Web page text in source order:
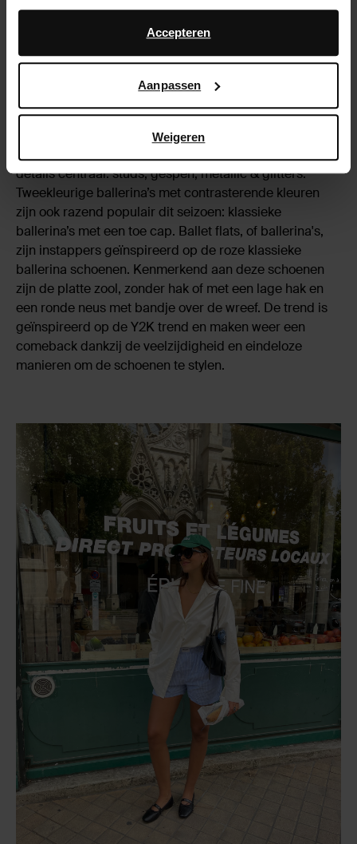
Daarnaast werken wij samen met Google voor
advertentie- en meetdoeleinden. Meer informatie over
hoe Google uw persoonsgegevens gebruikt, vindt u op
Accepteren
Aanpassen
Weigeren
Ballet flatszijn dé schoenentrend die we weer terugzien
in 2024. De trend zagen we al voorbijkomen tijdens
Copenhagen Fashion Week en staat onder andere
bekend als deballetcoretrend. Verschillende modellen
van klassieke ballerina schoenen tot schattige modellen
en opvallende ballerina pumps. Dit seizoen staan
details centraal: studs, gespen, metallic & glitters.
Tweekleurige ballerina’s met contrasterende kleuren
zijn ook razend populair dit seizoen: klassieke
ballerina’s met een toe cap. Ballet flats, of ballerina's,
zijn instappers geïnspireerd op de roze klassieke
ballerina schoenen. Kenmerkend aan deze schoenen
zijn de platte zool, zonder hak of met een lage hak en
een ronde neus met bandje over de wreef. De trend is
geïnspireerd op de Y2K trend en maken weer een
comeback dankzij de veelzijdigheid en eindeloze
manieren om de schoenen te stylen.